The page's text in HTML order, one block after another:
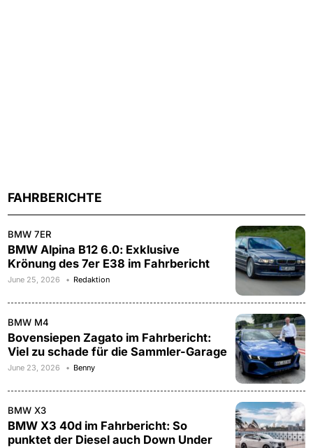
FAHRBERICHTE
BMW 7ER
BMW Alpina B12 6.0: Exklusive
Krönung des 7er E38 im Fahrbericht
June 25, 2026 Redaktion
BMW M4
Bovensiepen Zagato im Fahrbericht:
Viel zu schade für die Sammler-Garage
June 23, 2026 Benny
BMW X3
BMW X3 40d im Fahrbericht: So
punktet der Diesel auch Down Under